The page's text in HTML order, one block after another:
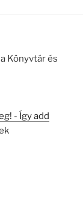
Könyvtár és
- Így add